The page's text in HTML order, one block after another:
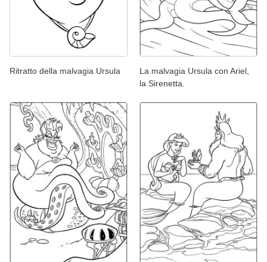
Ritratto della malvagia Ursula
La malvagia Ursula con Ariel,
la Sirenetta.